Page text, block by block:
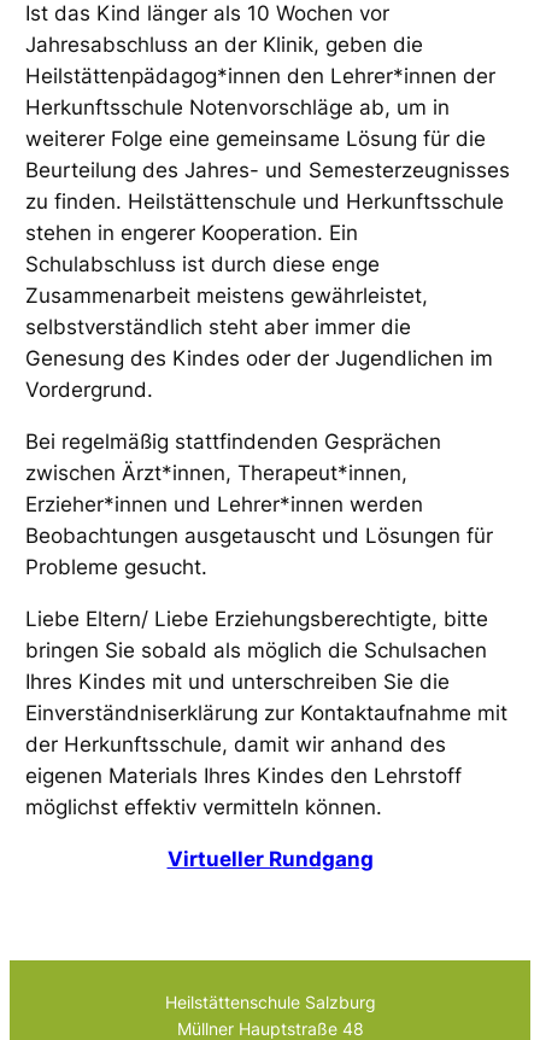
Ist das Kind länger als 10 Wochen vor
Jahresabschluss an der Klinik, geben die
Heilstättenpädagog*innen den Lehrer*innen der
Herkunftsschule Notenvorschläge ab, um in
weiterer Folge eine gemeinsame Lösung für die
Beurteilung des Jahres- und Semesterzeugnisses
zu finden. Heilstättenschule und Herkunftsschule
stehen in engerer Kooperation. Ein
Schulabschluss ist durch diese enge
Zusammenarbeit meistens gewährleistet,
selbstverständlich steht aber immer die
Genesung des Kindes oder der Jugendlichen im
Vordergrund.
Bei regelmäßig stattfindenden Gesprächen
zwischen Ärzt*innen, Therapeut*innen,
Erzieher*innen und Lehrer*innen werden
Beobachtungen ausgetauscht und Lösungen für
Probleme gesucht.
Liebe Eltern/ Liebe Erziehungsberechtigte, bitte
bringen Sie sobald als möglich die Schulsachen
Ihres Kindes mit und unterschreiben Sie die
Einverständniserklärung zur Kontaktaufnahme mit
der Herkunftsschule, damit wir anhand des
eigenen Materials Ihres Kindes den Lehrstoff
möglichst effektiv vermitteln können.
Virtueller Rundgang
Heilstättenschule Salzburg
Müllner Hauptstraße 48